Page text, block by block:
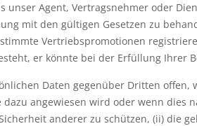
unser Agent, Vertragsnehmer oder
mit den gültigen Gesetzen zu
Vertriebspromotionen
er könnte bei der Erfüllung Ihrer
Daten gegenüber Dritten
angewiesen wird oder wenn dies
anderer zu schützen, (ii) die